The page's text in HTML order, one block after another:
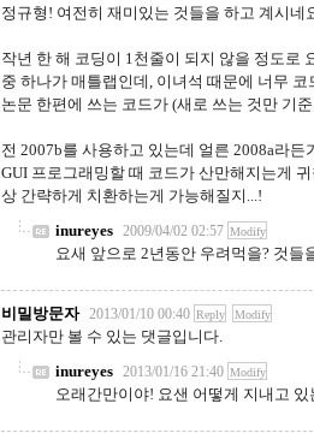
정규형! 여전히 재미있는 것들을 하고 계시네
작년 한 해 코딩이 1천줄이 되지 않을 정도로
중 하나가 매틀랩인데, 이녀석 때문에 너무
논문 한편에 쓰는 코드가 (새로 쓰는 것만 기
전 2007b를 사용하고 있는데 얼른 2008a라
GUI 프로그래밍할 때 코드가 산만해지는게
상 간략하게 치환하는게 가능해질지...!
inureyes 2009/04/02 02:57 Modify
요새 앞으로 2년동안 우려먹을? 것
비밀방문자 2013/01/10 00:40 Reply Modify
관리자만 볼 수 있는 댓글입니다.
inureyes 2013/01/16 21:40 Modify
오래간만이야! 요샌 어떻게 지내고